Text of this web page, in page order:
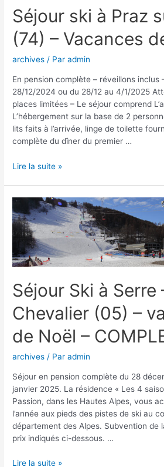
Séjour ski à Praz
(74) – Vacances
archives / Paradmin
En pension complète – réveillons inclus
28/12/2024 ou du 28/12 au 4/1/2025
places limitées – Le séjour comprend
L’hébergement sur la base de 2
lits faits à l’arrivée, linge de toilette
complète du dîner du premier …
Lire la suite »
Séjour Ski à Serre
Chevalier (05) –
de Noël –
archives / Paradmin
Séjour en pension complète du 28
janvier 2025. La résidence « Les 4
Passion, dans les Hautes Alpes, vous
l’année aux pieds des pistes de ski au
département des Alpes. Subvention de
prix indiqués ci-dessous. …
Lire la suite »